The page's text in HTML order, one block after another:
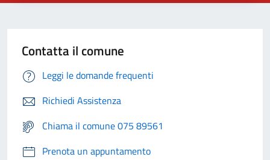
Contatta il comune
Leggi le domande frequenti
Richiedi Assistenza
Chiama il comune 075 89561
Prenota un appuntamento